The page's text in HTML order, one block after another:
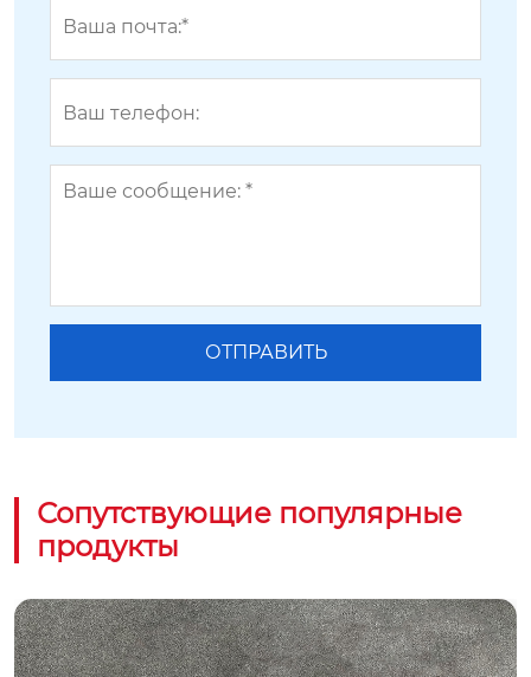
Сопутствующие популярные
продукты